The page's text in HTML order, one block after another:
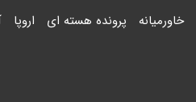
خاورمیانه پرونده هسته ای اروپا